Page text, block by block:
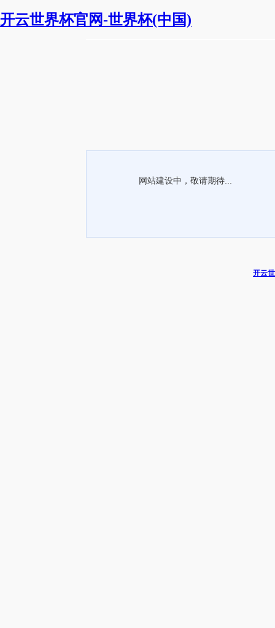
开云世界杯官网-世界杯(中国)
网站建设中，敬请期待...
开云